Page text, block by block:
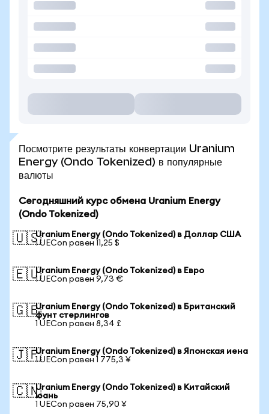
Посмотрите результаты конвертации Uranium
Energy (Ondo Tokenized) в популярные
валюты
Сегодняшний курс обмена Uranium Energy
(Ondo Tokenized)
🇺🇸Uranium Energy (Ondo Tokenized) в Доллар США
1 UECon равен 11,25 $
🇪🇺Uranium Energy (Ondo Tokenized) в Евро
1 UECon равен 9,73 €
🇬🇧Uranium Energy (Ondo Tokenized) в Британский
фунт стерлингов
1 UECon равен 8,34 £
🇯🇵Uranium Energy (Ondo Tokenized) в Японская иена
1 UECon равен 1 775,3 ¥
🇨🇳Uranium Energy (Ondo Tokenized) в Китайский
юань
1 UECon равен 75,90 ¥